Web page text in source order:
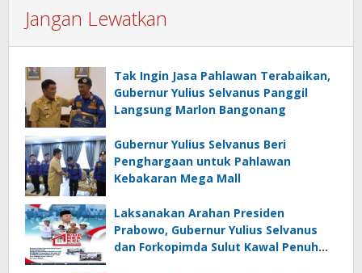
Jangan Lewatkan
Tak Ingin Jasa Pahlawan Terabaikan,
Gubernur Yulius Selvanus Panggil
Langsung Marlon Bangonang
Gubernur Yulius Selvanus Beri
Penghargaan untuk Pahlawan
Kebakaran Mega Mall
Laksanakan Arahan Presiden
Prabowo, Gubernur Yulius Selvanus
dan Forkopimda Sulut Kawal Penuh